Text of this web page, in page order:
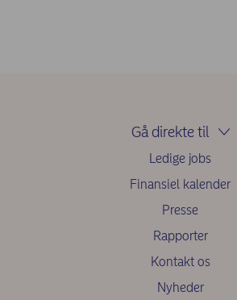
Gå direkte til
Ledige jobs
Finansiel kalender
Presse
Rapporter
Kontakt os
Nyheder